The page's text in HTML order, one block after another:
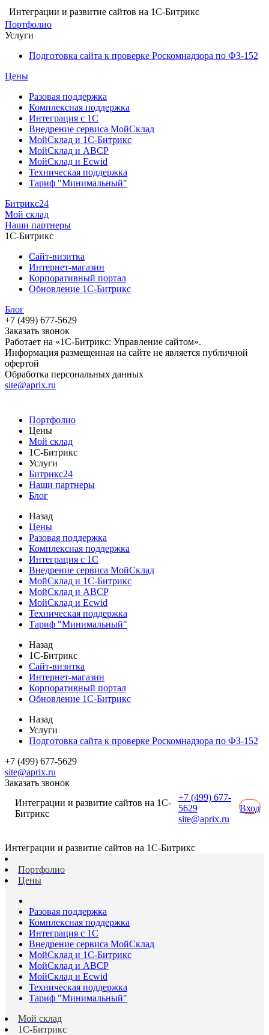
Интеграции и развитие сайтов на 1С-Битрикс
Портфолио
Услуги
Подготовка сайта к проверке Роскомнадзора по ФЗ-152
Цены
Разовая поддержка
Комплексная поддержка
Интеграция с 1С
Внедрение сервиса МойСклад
МойСклад и 1С-Битрикс
МойСклад и ABCP
МойСклад и Ecwid
Техническая поддержка
Тариф "Минимальный"
Битрикс24
Мой склад
Наши партнеры
1С-Битрикс
Сайт-визитка
Интернет-магазин
Корпоративный портал
Обновление 1С-Битрикс
Блог
+7 (499) 677-5629
Заказать звонок
Работает на «1С-Битрикс: Управление сайтом».
Информация размещенная на сайте не является публичной
офертой
Обработка персональных данных
site@aprix.ru
Портфолио
Цены
Мой склад
1С-Битрикс
Услуги
Битрикс24
Наши партнеры
Блог
Назад
Цены
Разовая поддержка
Комплексная поддержка
Интеграция с 1С
Внедрение сервиса МойСклад
МойСклад и 1С-Битрикс
МойСклад и ABCP
МойСклад и Ecwid
Техническая поддержка
Тариф "Минимальный"
Назад
1С-Битрикс
Сайт-визитка
Интернет-магазин
Корпоративный портал
Обновление 1С-Битрикс
Назад
Услуги
Подготовка сайта к проверке Роскомнадзора по ФЗ-152
+7 (499) 677-5629
site@aprix.ru
Заказать звонок
Интеграции и развитие сайтов на 1С-
Битрикс
+7 (499) 677-
5629
site@aprix.ru
Вход
Интеграции и развитие сайтов на 1С-Битрикс
Портфолио
Цены
Разовая поддержка
Комплексная поддержка
Интеграция с 1С
Внедрение сервиса МойСклад
МойСклад и 1С-Битрикс
МойСклад и ABCP
МойСклад и Ecwid
Техническая поддержка
Тариф "Минимальный"
Мой склад
1С-Битрикс